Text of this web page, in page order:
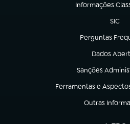
Informações
(abre em nova
SIC
(abre
Perguntas
(abre em nova
Dados
(abre em
Sanções
(abre em nova
Ferramentas e
(abre em nova aba)
Outras
(abre em nova